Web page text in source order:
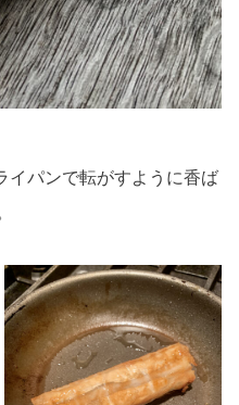
イパンで転がすように香ば